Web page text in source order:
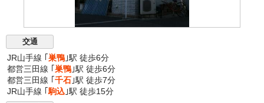
交通
JR山手線 ｢ 巣鴨 ｣駅 徒歩6分
都営三田線 ｢ 巣鴨 ｣駅 徒歩6分
都営三田線 ｢ 千石 ｣駅 徒歩7分
JR山手線 ｢ 駒込 ｣駅 徒歩15分